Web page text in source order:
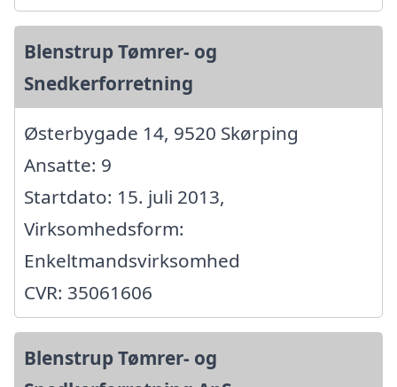
Blenstrup Tømrer- og
Snedkerforretning
Østerbygade 14, 9520 Skørping
Ansatte: 9
Startdato: 15. juli 2013,
Virksomhedsform:
Enkeltmandsvirksomhed
CVR: 35061606
Blenstrup Tømrer- og